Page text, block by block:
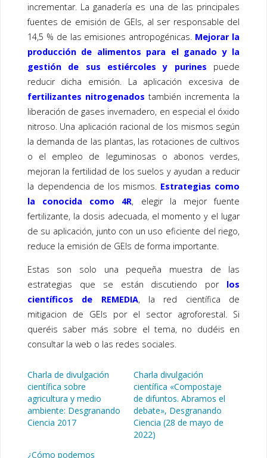
incrementar. La ganadería es una de las principales
fuentes de emisión de GEIs, al ser responsable del
14,5 % de las emisiones antropogénicas. Mejorar la
producción de alimentos para el ganado y la
gestión de sus estiércoles y purines
puede
reducir dicha emisión. La aplicación excesiva de
fertilizantes nitrogenados también incrementa la
liberación de gases invernadero, en especial el óxido
nitroso. Una aplicación racional de los mismos según
la demanda de las plantas, las rotaciones de cultivos
o el empleo de leguminosas o abonos verdes,
mejoran la fertilidad de los suelos y ayudan a reducir
la dependencia de los mismos. Estrategias como
la conocida como 4R, elegir la mejor fuente
fertilizante, la dosis adecuada, el momento y el lugar
de su aplicación, junto con un uso eficiente del riego,
reduce la emisión de GEIs de forma importante.
Estas son solo una pequeña muestra de las
estrategias que se están discutiendo por los
científicos de REMEDIA, la red científica de
mitigacion de GEIs por el sector agroforestal. Si
queréis saber más sobre el tema, no dudéis en
consultar la web o las redes sociales.
Charla de divulgación
científica sobre
agricultura y medio
ambiente: Desgranando
Ciencia 2017
Charla divulgación
científica «Compostaje
de difuntos. Abramos el
debate», Desgranando
Ciencia (28 de mayo de
2022)
¿Cómo podemos